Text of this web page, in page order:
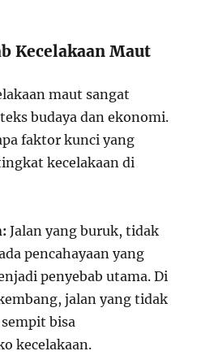
Kecelakaan Maut
maut sangat
budaya dan ekonomi.
faktor kunci yang
kecelakaan di
Jalan yang buruk, tidak
pencahayaan yang
penyebab utama. Di
jalan yang tidak
bisa
kecelakaan.